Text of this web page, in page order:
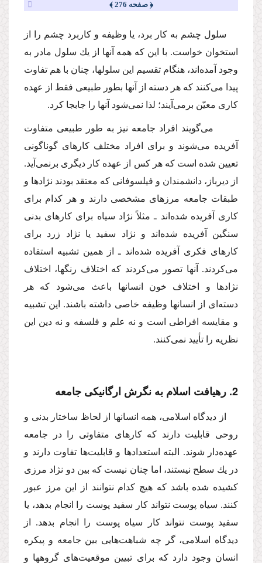
﴿ صفحه 276 ﴾
سلول چشم به كار برد، یا وظیفه و كاربرد چشم را از
استخوان خواست. با این كه همه آنها از یك سلول مادر به
وجود آمده‌اند، هنگام تقسیم این سلولها، چنان با هم تفاوت
پیدا مى‌كنند كه هر دسته از آنها بطور طبیعى فقط از عهده
كارى معیّن برمى‌آیند؛ لذا نمى‌شود آنها را جابجا كرد.
مى‌گویند افراد جامعه نیز به طور طبیعى متفاوت
آفریده مى‌شوند و براى افراد مختلف كارهاى گوناگونى
تعیین شده است كه هر كس از عهده كار دیگرى برنمى‌آید.
از دیرباز، دانشمندان و فیلسوفانى كه معتقد بودند نژادها و
طبقات جامعه مرزهاى مشخصى دارند و هر كدام براى
كارى آفریده شده‌اند ـ مثلاً نژاد سیاه براى كارهاى بدنى
سنگین آفریده شده‌اند و نژاد سفید یا نژاد زرد براى
كارهاى فكرى آفریده شده‌اند ـ از همین تشبیه استفاده
مى‌كردند. آنها تصور مى‌كردند كه اختلاف رنگها، اختلاف
نژادها و اختلاف خون انسانها باعث مى‌شود كه هر
دسته‌اى از انسانها وظیفه خاصى داشته باشند. این تشبیه
و مقایسه افراطى است و نه علم و فلسفه و نه دین این
نظریه را تأیید نمى‌كنند.
2. رهیافت اسلام به نگرش ارگانیكى جامعه
از دیدگاه اسلامى، همه انسانها از لحاظ ساختار بدنى و
روحى قابلیت دارند كه كارهاى متفاوتى را در جامعه
عهده‌دار شوند. البته استعدادها و قابلیت‌ها تفاوت دارند و
در یك سطح نیستند، اما چنان نیست كه بین دو نژاد مرزى
كشیده شده باشد كه هیچ كدام نتوانند از این مرز عبور
كنند. سیاه پوست نتواند كار سفید پوست را انجام بدهد، یا
سفید پوست نتواند كار سیاه پوست را انجام بدهد. از
دیدگاه اسلامى، گر چه شباهت‌هایى بین جامعه و پیكره
انسان وجود دارد كه براى تبیین موقعیت‌هاى گروهها و